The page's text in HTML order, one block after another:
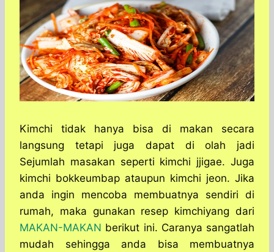
Kimchi tidak hanya bisa di makan secara
langsung tetapi juga dapat di olah jadi
Sejumlah masakan seperti kimchi jjigae. Juga
kimchi bokkeumbap ataupun kimchi jeon. Jika
anda ingin mencoba membuatnya sendiri di
rumah, maka gunakan resep kimchiyang dari
MAKAN-MAKAN berikut ini. Caranya sangatlah
mudah sehingga anda bisa membuatnya